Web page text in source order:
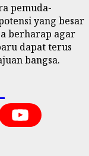
pemuda-
yang besar
berharap agar
dapat terus
bangsa.